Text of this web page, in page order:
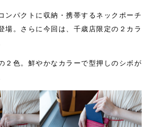
ンパクトに収納・携帯するネックポーチ
場。さらに今回は、千歳店限定の２カラ
２色。鮮やかなカラーで型押しのシボが